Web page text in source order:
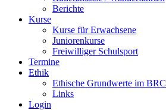
Berichte
Kurse
Kurse für Erwachsene
Juniorenkurse
Freiwilliger Schulsport
Termine
Ethik
Ethische Grundwerte im BRC
Links
Login